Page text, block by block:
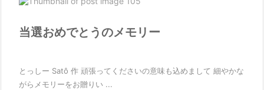
当選おめでとうのメモリー
とっしー Satô 作 頑張ってくださいの意味も込めまして 細やかな
がらメモリーをお贈りい ...